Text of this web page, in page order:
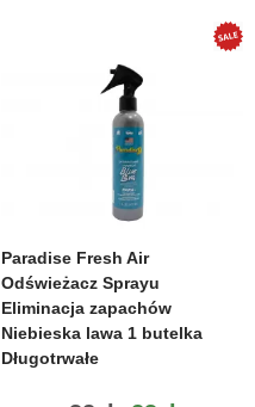
Paradise Fresh Air
Odświeżacz Sprayu
Eliminacja zapachów
Niebieska lawa 1 butelka
Długotrwałe